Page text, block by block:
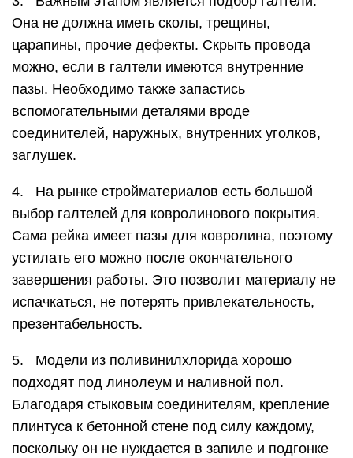
Она не должна иметь сколы, трещины,
царапины, прочие дефекты. Скрыть провода
можно, если в галтели имеются внутренние
пазы. Необходимо также запастись
вспомогательными деталями вроде
соединителей, наружных, внутренних уголков,
заглушек.
4. На рынке стройматериалов есть большой
выбор галтелей для ковролинового покрытия.
Сама рейка имеет пазы для ковролина, поэтому
устилать его можно после окончательного
завершения работы. Это позволит материалу не
испачкаться, не потерять привлекательность,
презентабельность.
5. Модели из поливинилхлорида хорошо
подходят под линолеум и наливной пол.
Благодаря стыковым соединителям, крепление
плинтуса к бетонной стене под силу каждому,
поскольку он не нуждается в запиле и подгонке